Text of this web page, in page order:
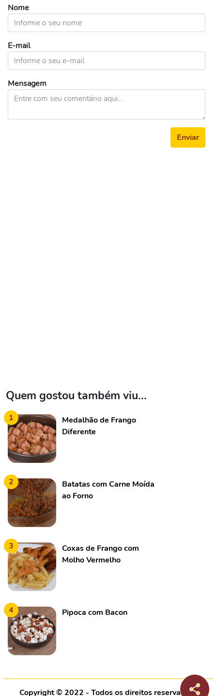
Nome
E-mail
Mensagem
Enviar
Quem gostou também viu...
1
Medalhão de Frango
Diferente
2
Batatas com Carne Moída
ao Forno
3
Coxas de Frango com
Molho Vermelho
4 Pipoca com Bacon
Copyright © 2022 - Todos os direitos reservados |